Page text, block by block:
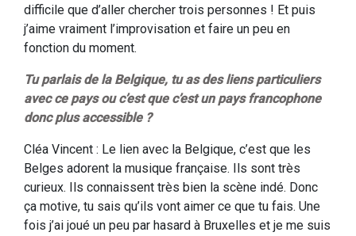
difficile que d’aller chercher trois personnes ! Et puis
j’aime vraiment l’improvisation et faire un peu en
fonction du moment.
Tu parlais de la Belgique, tu as des liens particuliers
avec ce pays ou c’est que c’est un pays francophone
donc plus accessible ?
Cléa Vincent : Le lien avec la Belgique, c’est que les
Belges adorent la musique française. Ils sont très
curieux. Ils connaissent très bien la scène indé. Donc
ça motive, tu sais qu’ils vont aimer ce que tu fais. Une
fois j’ai joué un peu par hasard à Bruxelles et je me suis